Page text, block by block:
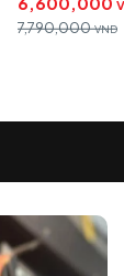
7,790,000 VND